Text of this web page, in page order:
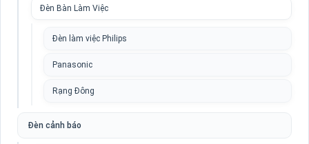
Đèn Bàn Làm Việc
Đèn làm việc Philips
Panasonic
Rạng Đông
Đèn cảnh báo